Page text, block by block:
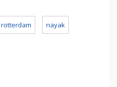
rotterdam nayak